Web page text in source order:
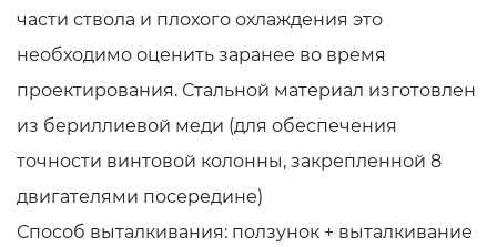
части ствола и плохого охлаждения это
необходимо оценить заранее во время
проектирования. Стальной материал изготовлен
из бериллиевой меди (для обеспечения
точности винтовой колонны, закрепленной 8
двигателями посередине)
Способ выталкивания: ползунок + выталкивание